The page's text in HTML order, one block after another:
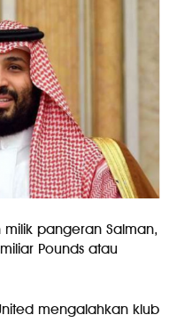
milik pangeran Salman,
Pounds atau
mengalahkan klub